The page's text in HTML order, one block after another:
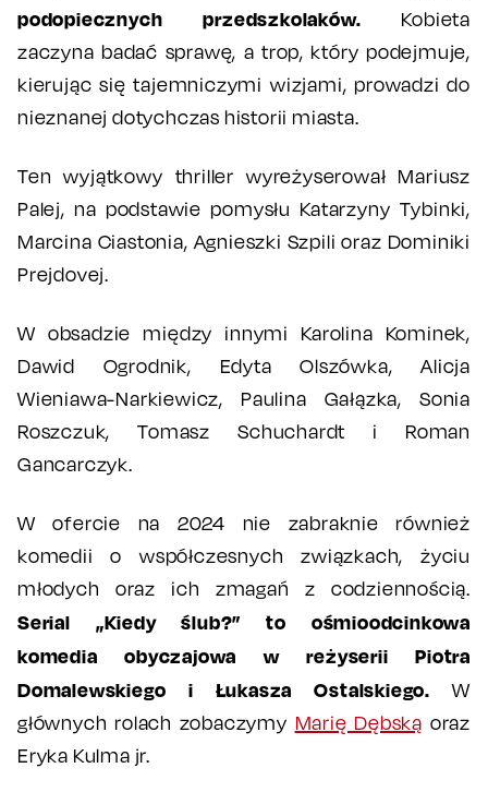
podopiecznych przedszkolaków. Kobieta
zaczyna badać sprawę, a trop, który podejmuje,
kierując się tajemniczymi wizjami, prowadzi do
nieznanej dotychczas historii miasta.
Ten wyjątkowy thriller wyreżyserował Mariusz
Palej, na podstawie pomysłu Katarzyny Tybinki,
Marcina Ciastonia, Agnieszki Szpili oraz Dominiki
Prejdovej.
W obsadzie między innymi Karolina Kominek,
Dawid Ogrodnik, Edyta Olszówka, Alicja
Wieniawa-Narkiewicz, Paulina Gałązka, Sonia
Roszczuk, Tomasz Schuchardt i Roman
Gancarczyk.
W ofercie na 2024 nie zabraknie również
komedii o współczesnych związkach, życiu
młodych oraz ich zmagań z codziennością.
Serial „Kiedy ślub?” to ośmioodcinkowa
komedia obyczajowa w reżyserii Piotra
Domalewskiego i Łukasza Ostalskiego. W
głównych rolach zobaczymy Marię Dębską oraz
Eryka Kulma jr.